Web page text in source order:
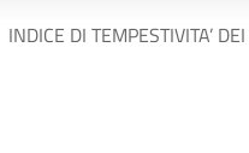
INDICE DI TEMPESTIVITA’